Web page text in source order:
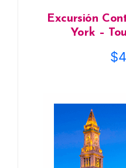
Excursión
York –
$